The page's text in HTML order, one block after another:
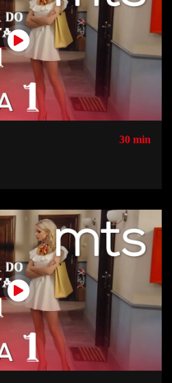
30 min